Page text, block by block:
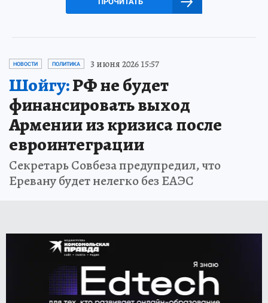
НОВОСТИ ПОЛИТИКА 3 июня 2026 15:57
Шойгу:РФ не будет
финансировать выход
Армении из кризиса после
евроинтеграции
Секретарь Совбеза предупредил, что
Еревану будет нелегко без ЕАЭС